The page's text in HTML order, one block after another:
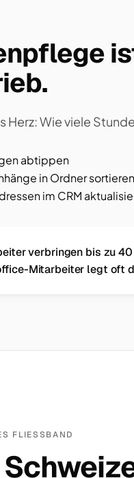
Herz: Wie viele
abtippen
in Ordner sortieren
im CRM
verbringen bis zu 40
Mitarbeiter legt oft
FLIESSBAND